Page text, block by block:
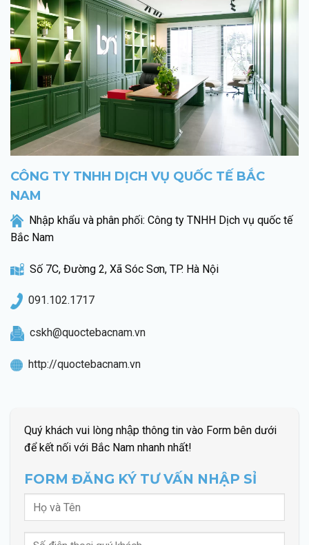
CÔNG TY TNHH DỊCH VỤ QUỐC TẾ BẮC
NAM
Nhập khẩu và phân phối: Công ty TNHH Dịch vụ quốc tế
Bắc Nam
Số 7C, Đường 2, Xã Sóc Sơn, TP. Hà Nội
091.102.1717
cskh@quoctebacnam.vn
http://quoctebacnam.vn
Quý khách vui lòng nhập thông tin vào Form bên dưới
để kết nối với Bắc Nam nhanh nhất!
FORM ĐĂNG KÝ TƯ VẤN NHẬP SỈ